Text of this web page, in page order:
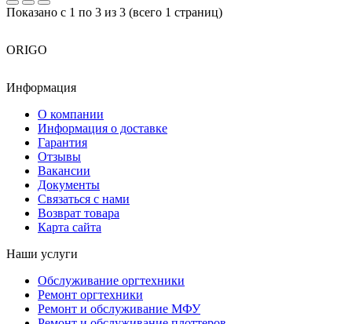
Показано с 1 по 3 из 3 (всего 1 страниц)
ORIGO
Информация
О компании
Информация о доставке
Гарантия
Отзывы
Вакансии
Документы
Связаться с нами
Возврат товара
Карта сайта
Наши услуги
Обслуживание оргтехники
Ремонт оргтехники
Ремонт и обслуживание МФУ